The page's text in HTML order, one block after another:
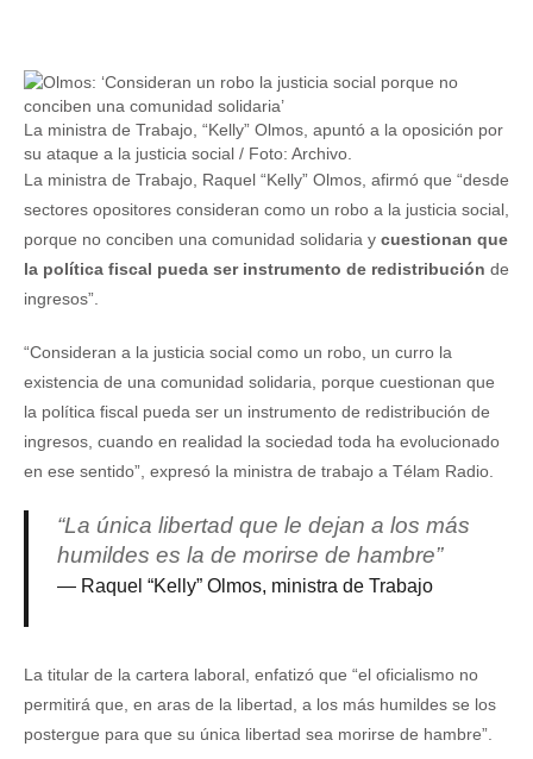
La ministra de Trabajo, “Kelly” Olmos, apuntó a la oposición por
su ataque a la justicia social / Foto: Archivo.
La ministra de Trabajo, Raquel “Kelly” Olmos, afirmó que “desde
sectores opositores consideran como un robo a la justicia social,
porque no conciben una comunidad solidaria y cuestionan que
la política fiscal pueda ser instrumento de redistribución de
ingresos”.
“Consideran a la justicia social como un robo, un curro la
existencia de una comunidad solidaria, porque cuestionan que
la política fiscal pueda ser un instrumento de redistribución de
ingresos, cuando en realidad la sociedad toda ha evolucionado
en ese sentido”, expresó la ministra de trabajo a Télam Radio.
“La única libertad que le dejan a los más
humildes es la de morirse de hambre”
Raquel “Kelly” Olmos, ministra de Trabajo
La titular de la cartera laboral, enfatizó que “el oficialismo no
permitirá que, en aras de la libertad, a los más humildes se los
postergue para que su única libertad sea morirse de hambre”.